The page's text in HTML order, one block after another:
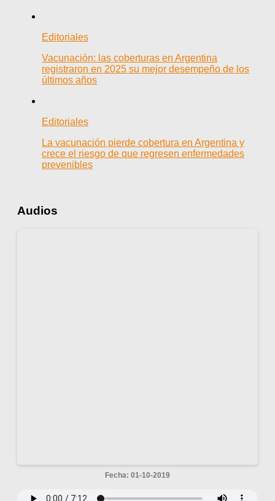
Editoriales
Vacunación: las coberturas en Argentina
registraron en 2025 su mejor desempeño de los
últimos años
Editoriales
La vacunación pierde cobertura en Argentina y
crece el riesgo de que regresen enfermedades
prevenibles
Audios
Fecha: 01-10-2019